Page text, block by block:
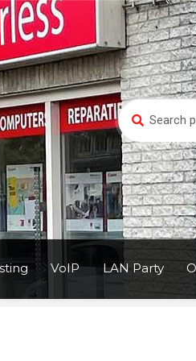
Search
for:
Search
VoIP LAN Party